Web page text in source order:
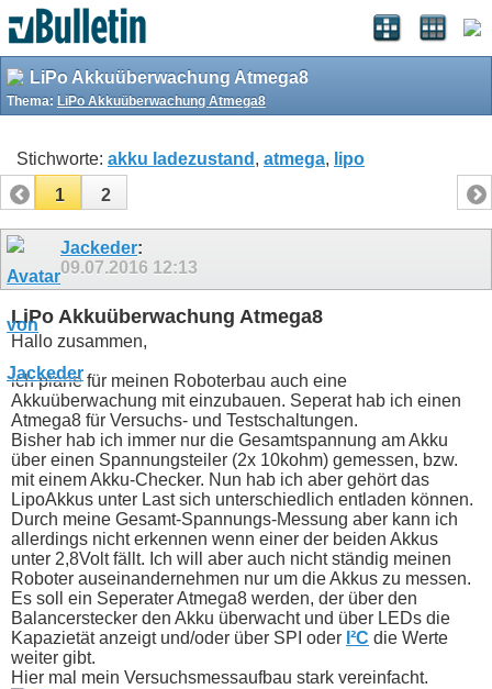
LiPo Akkuüberwachung Atmega8
Thema: LiPo Akkuüberwachung Atmega8
Stichworte: akku ladezustand , atmega, lipo
1
2
Jackeder:
09.07.2016 12:13
LiPo Akkuüberwachung Atmega8
Hallo zusammen,
ich plane für meinen Roboterbau auch eine
Akkuüberwachung mit einzubauen. Seperat hab ich einen
Atmega8 für Versuchs- und Testschaltungen.
Bisher hab ich immer nur die Gesamtspannung am Akku
über einen Spannungsteiler (2x 10kohm) gemessen, bzw.
mit einem Akku-Checker. Nun hab ich aber gehört das
LipoAkkus unter Last sich unterschiedlich entladen können.
Durch meine Gesamt-Spannungs-Messung aber kann ich
allerdings nicht erkennen wenn einer der beiden Akkus
unter 2,8Volt fällt. Ich will aber auch nicht ständig meinen
Roboter auseinandernehmen nur um die Akkus zu messen.
Es soll ein Seperater Atmega8 werden, der über den
Balancerstecker den Akku überwacht und über LEDs die
Kapazietät anzeigt und/oder über SPI oder I²C die Werte
weiter gibt.
Hier mal mein Versuchsmessaufbau stark vereinfacht.